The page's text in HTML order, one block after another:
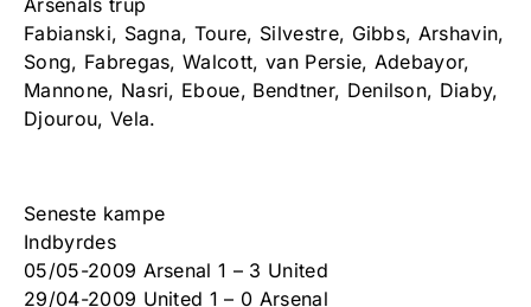
Fabianski, Sagna, Toure, Silvestre, Gibbs, Arshavin,
Song, Fabregas, Walcott, van Persie, Adebayor,
Mannone, Nasri, Eboue, Bendtner, Denilson, Diaby,
Djourou, Vela.
Seneste kampe
Indbyrdes
05/05-2009 Arsenal 1 – 3 United
29/04-2009 United 1 – 0 Arsenal